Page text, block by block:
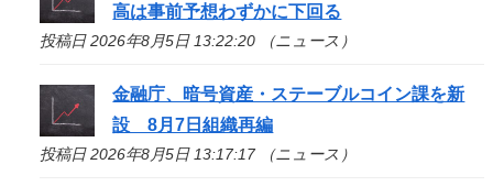
高は事前予想わずかに下回る
投稿日 2026年8月5日 13:22:20 （ニュース）
金融庁、暗号資産・ステーブルコイン課を新
設 8月7日組織再編
投稿日 2026年8月5日 13:17:17 （ニュース）